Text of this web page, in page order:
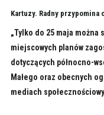
Kartuzy. Radny przypomina
„Tylko do 25 maja można
miejscowych planów
dotyczących północno-
Małego oraz obecnych
mediach